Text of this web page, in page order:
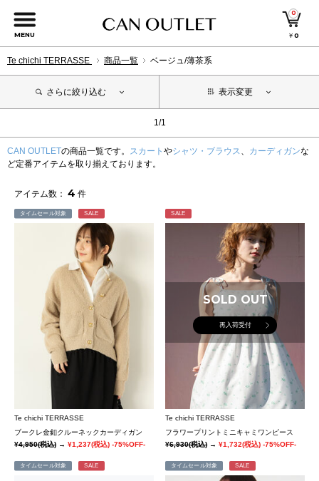
MENU
0
￥0
Te chichi TERRASSE 商品一覧 ベージュ/薄茶系
さらに絞り込む 表示変更
1/1
CAN OUTLETの商品一覧です。 スカート やシャツ・ブラウス、 カーディガンな
ど定番アイテムを取り揃えております。
アイテム数： 4 件
タイムセール対象 SALE
Te chichi TERRASSE
ブークレ金釦クルーネックカーディガン
¥4,950(税込) → ¥1,237(税込) -75%OFF-
SALE
SOLD OUT
再入荷受付
Te chichi TERRASSE
フラワープリントミニキャミワンピース
¥6,930(税込)→¥1,732(税込) -75%OFF-
タイムセール対象 SALE タイムセール対象 SALE